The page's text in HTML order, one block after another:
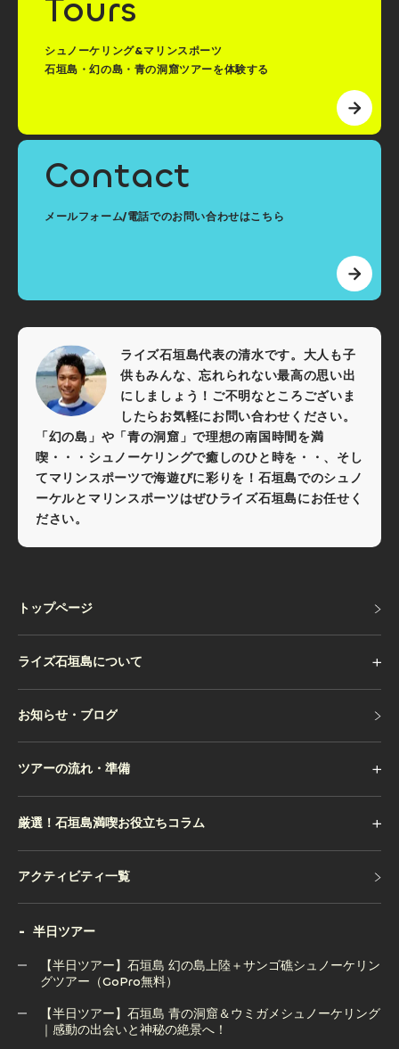
るため、いずれかの生き物に高確率で出会える場所へ様々な
状況を考慮した上で（天候・海況・直近の遭遇率など）当日
船長が決定いたします。お客様によるリクエストはお受けで
きませんのでご了承ください。※近年、石垣島全体でマンタの
本シュノーケルツアーは最少催行人数を設けており、4名様か
ら開催いたします。※お申込みは1名単位でも可能です。当日
のご利用される全体の人数に対する設定となります。
ない場合もございます。その際は、「幻の島上陸＆サンゴ礁
は 大人7,800円/小人5,000円とツアー代金が変更となりま
記載スケジュールは基本行程となりますが、天気・海況に応
じて、ツアー内容の順番を反転させていただく場合がござい
ます。荒天などの特別な事由がない限り、全てのツアー内容
は網羅いたしますが、当日のベストなタイミングでご案内さ
せていただきたいと思っておりますので、行程の入れ替えを
行う場合がございます。
こちらのプランはライズ石垣島の提携先であるサンフィッシ
ュ石垣島が運営しています。ライズ石垣島はこちらのプラン
をご紹介しており、実際の運営は提携先が担当いたします。
私たちは、お客様に素晴らしい体験を提供できるようサポー
トいたします。万が一、ツアー中に事故やトラブルが発生し
た場合は、該当店舗が責任を持って対応いたしますのでご安
心ください。保険の詳細などについては、各店舗の規定に基
最少催行人数
4
Tours
シュノーケリング&マリンスポーツ
石垣島・幻の島・青の洞窟ツアーを体験する
Contact
メールフォーム/電話でのお問い合わせはこちら
ライズ石垣島代表の清水です。大人も子
供もみんな、忘れられない最高の思い出
にしましょう！ご不明なところございま
したらお気軽にお問い合わせください。
「幻の島」や「青の洞窟」で理想の南国時間を満
喫・・・シュノーケリングで癒しのひと時を・・、そし
てマリンスポーツで海遊びに彩りを！石垣島でのシュノ
ーケルとマリンスポーツはぜひライズ石垣島にお任せく
ださい。
トップページ
ライズ石垣島について
お知らせ・ブログ
ツアーの流れ・準備
厳選！石垣島満喫お役立ちコラム
アクティビティ一覧
半日ツアー
【半日ツアー】石垣島 幻の島上陸＋サンゴ礁シュノーケリン
グツアー（GoPro無料）
【半日ツアー】石垣島 幻の島上陸＋サンゴ礁シュノーケリン
グツアー（GoPro無料）
【半日ツアー】石垣島 青の洞窟＆ウミガメシュノーケリング
｜感動の出会いと神秘の絶景へ！